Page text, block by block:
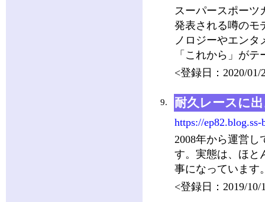
スーパースポーツ
発表される噂のモ
ノロジーやエン
「これから」が
<登録日：2020/01/
9. 耐久レースに
https://
2008年から運営
す。実態は、ほと
事になっています
<登録日：2019/10/